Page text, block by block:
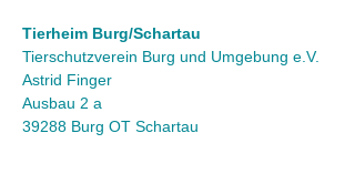
Tierheim Burg/Schartau
Tierschutzverein Burg und Umgebung e.V.
Astrid Finger
Ausbau 2 a
39288 Burg OT Schartau